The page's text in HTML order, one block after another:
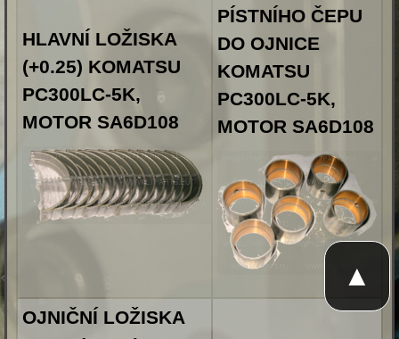
HLAVNÍ LOŽISKA
(+0.25) KOMATSU
PC300LC-5K,
MOTOR SA6D108
PÍSTNÍHO ČEPU
DO OJNICE
KOMATSU
PC300LC-5K,
MOTOR SA6D108
OJNIČNÍ LOŽISKA
▲